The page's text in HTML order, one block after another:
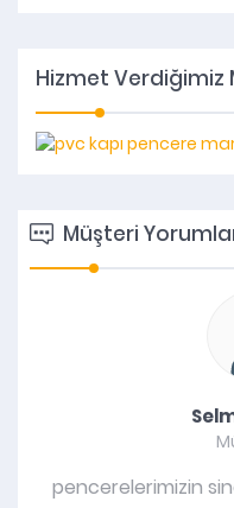
Hizmet Verdiğimiz
Müşteri
pencerelerimizin